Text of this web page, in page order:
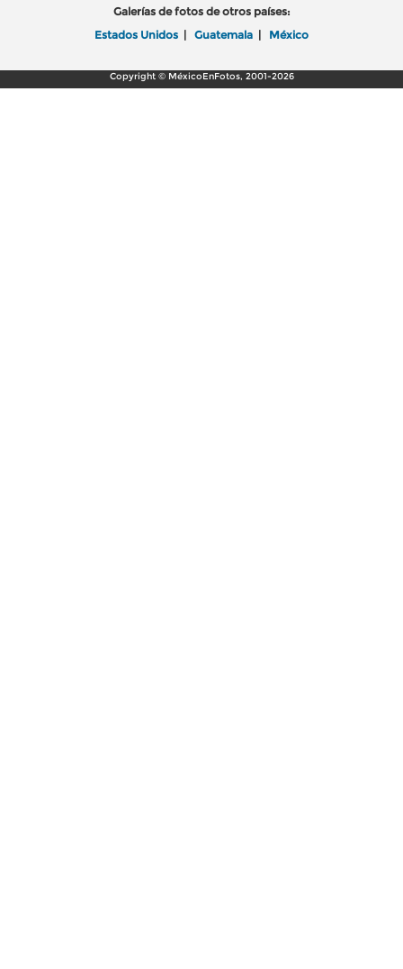
Galerías de fotos de otros países:
Estados Unidos | Guatemala | México
Copyright © MéxicoEnFotos, 2001-2026